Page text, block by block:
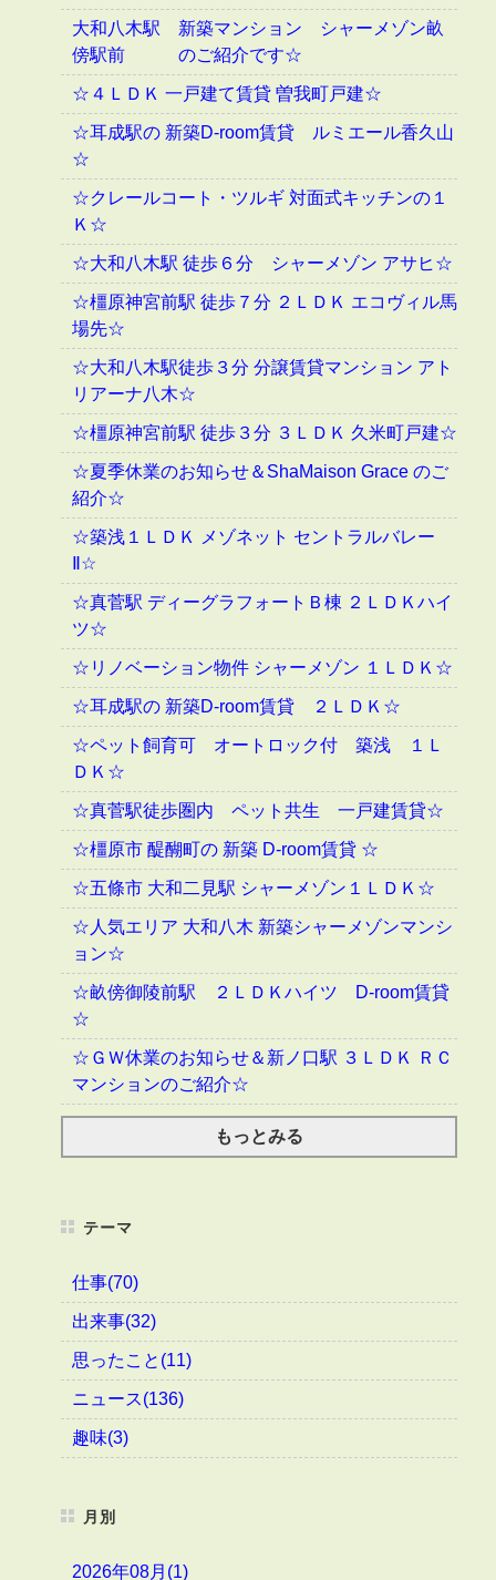
大和八木駅 新築マンション シャーメゾン畝
傍駅前 のご紹介です☆
☆４ＬＤＫ 一戸建て賃貸 曽我町戸建☆
☆耳成駅の 新築D-room賃貸 ルミエール香久山
☆
☆クレールコート・ツルギ 対面式キッチンの１
Ｋ☆
☆大和八木駅 徒歩６分 シャーメゾン アサヒ☆
☆橿原神宮前駅 徒歩７分 ２ＬＤＫ エコヴィル馬
場先☆
☆大和八木駅徒歩３分 分譲賃貸マンション アト
リアーナ八木☆
☆橿原神宮前駅 徒歩３分 ３ＬＤＫ 久米町戸建☆
☆夏季休業のお知らせ＆ShaMaison Grace のご
紹介☆
☆築浅１ＬＤＫ メゾネット セントラルバレー
Ⅱ☆
☆真菅駅 ディーグラフォートＢ棟 ２ＬＤＫハイ
ツ☆
☆リノベーション物件 シャーメゾン １ＬＤＫ☆
☆耳成駅の 新築D-room賃貸 ２ＬＤＫ☆
☆ペット飼育可 オートロック付 築浅 １Ｌ
ＤＫ☆
☆真菅駅徒歩圏内 ペット共生 一戸建賃貸☆
☆橿原市 醍醐町の 新築 D-room賃貸 ☆
☆五條市 大和二見駅 シャーメゾン１ＬＤＫ☆
☆人気エリア 大和八木 新築シャーメゾンマンシ
ョン☆
☆畝傍御陵前駅 ２ＬＤＫハイツ D-room賃貸
☆
☆ＧＷ休業のお知らせ＆新ノ口駅 ３ＬＤＫ ＲＣ
マンションのご紹介☆
もっとみる
テーマ
仕事(70)
出来事(32)
思ったこと(11)
ニュース(136)
趣味(3)
月別
2026年08月(1)